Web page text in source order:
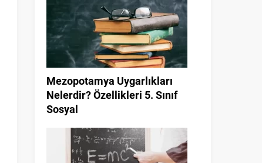
Mezopotamya Uygarlıkları
Nelerdir? Özellikleri 5. Sınıf
Sosyal